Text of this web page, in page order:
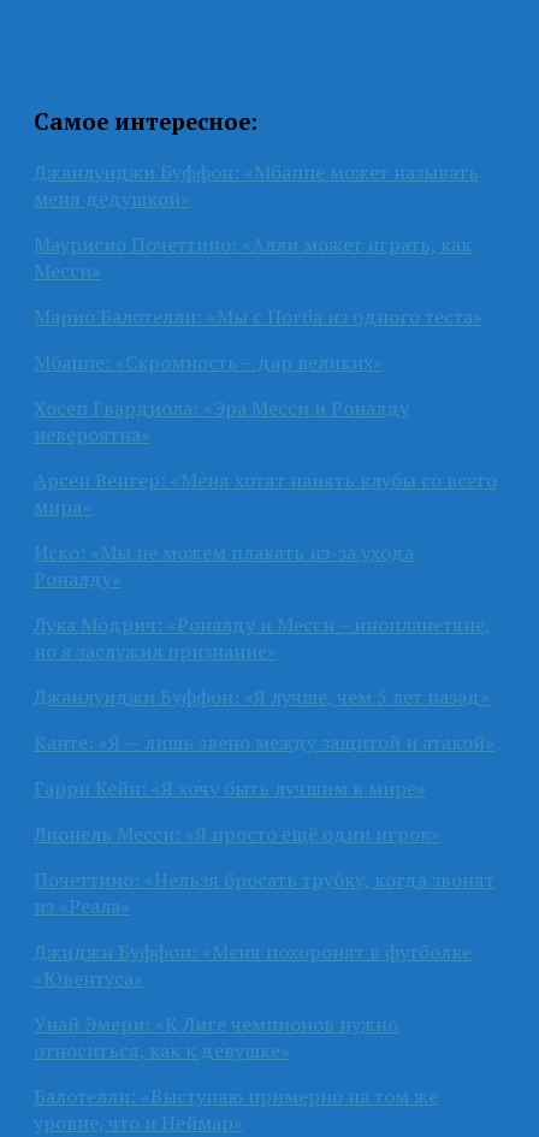
Самое интересное:
Джанлуиджи Буффон: «Мбаппе может называть
меня дедушкой»
Маурисио Почеттино: «Алли может играть, как
Месси»
Марио Балотелли: «Мы с Погба из одного теста»
Мбаппе: «Скромность – дар великих»
Хосеп Гвардиола: «Эра Месси и Роналду
невероятна»
Арсен Венгер: «Меня хотят нанять клубы со всего
мира»
Иско: «Мы не можем плакать из-за ухода
Роналду»
Лука Модрич: «Роналду и Месси – инопланетяне,
но я заслужил признание»
Джанлуиджи Буффон: «Я лучше, чем 5 лет назад»
Канте: «Я — лишь звено между защитой и атакой»
Гарри Кейн: «Я хочу быть лучшим в мире»
Лионель Месси: «Я просто ещё один игрок»
Почеттино: «Нельзя бросать трубку, когда звонят
из «Реала»
Джиджи Буффон: «Меня похоронят в футболке
«Ювентуса»
Унай Эмери: «К Лиге чемпионов нужно
относиться, как к девушке»
Балотелли: «Выступаю примерно на том же
уровне, что и Неймар»